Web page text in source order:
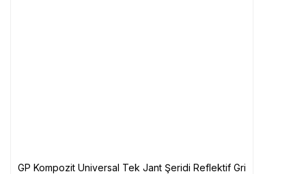
GP Kompozit Universal Tek Jant Şeridi Reflektif Gri